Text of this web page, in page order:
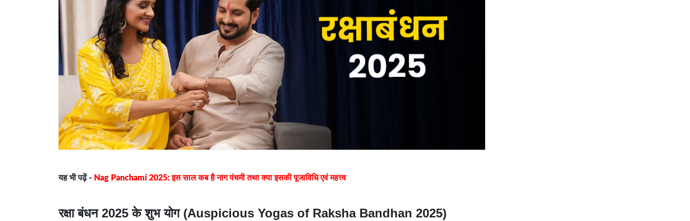
यह भी पढ़ें - Nag Panchami 2025: इस साल कब है नाग पंचमी तथा क्या इसकी पूजाविधि एवं महत्त्व
रक्षा बंधन 2025 के शुभ योग (Auspicious Yogas of Raksha Bandhan 2025)